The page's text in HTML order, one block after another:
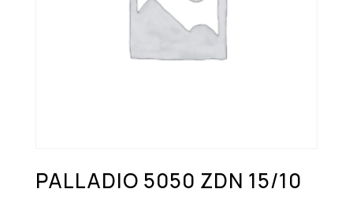
PALLADIO 5050 ZDN 15/10